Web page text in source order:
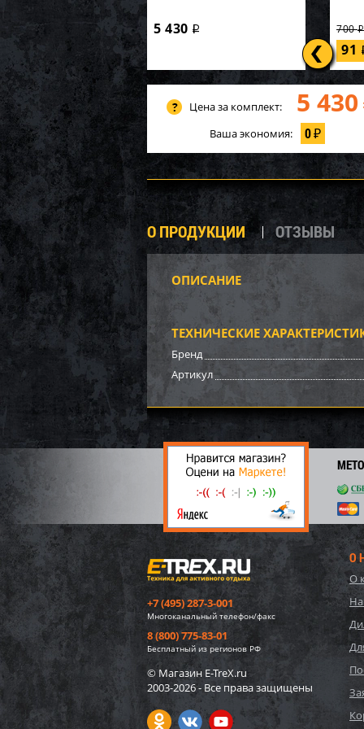
5 430 i 700i
91
700i
70
800i
80
Цена за комплект: 5 430
Ваша экономия: 0₽
О ПРОДУКЦИИ ОТЗЫВЫ
ОПИСАНИЕ
ТЕХНИЧЕСКИЕ
Бренд
Артикул
+7 (495) 287-3-001
Многоканальный телефон/факс
8 (800) 775-83-01
Бесплатный из регионов РФ
© Магазин E-TreX.ru
2003-2026 - Все права защищены
О
О